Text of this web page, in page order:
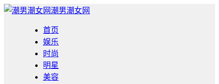
潮男潮女网
首页
娱乐
时尚
明星
美容